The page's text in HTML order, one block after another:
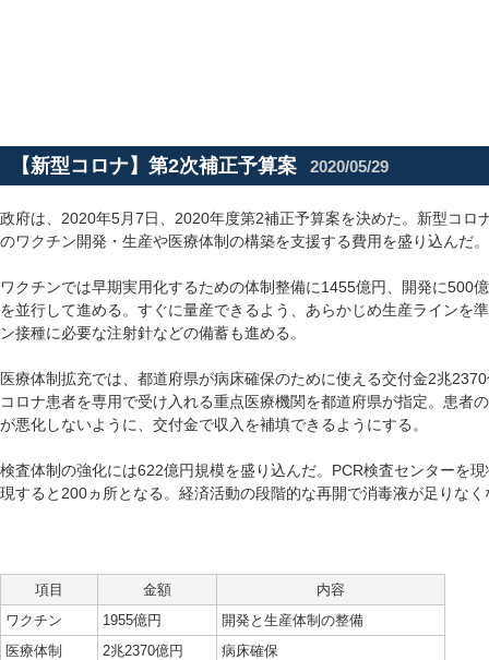
【新型コロナ】第2次補正予算案 2020/05/29
政府は、2020年5月7日、2020年度第2補正予算案を決めた。新型コロ
のワクチン開発・生産や医療体制の構築を支援する費用を盛り込んだ。
ワクチンでは早期実用化するための体制整備に1455億円、開発に500
を並行して進める。すぐに量産できるよう、あらかじめ生産ラインを
ン接種に必要な注射針などの備蓄も進める。
医療体制拡充では、都道府県が病床確保のために使える交付金2兆
コロナ患者を専用で受け入れる重点医療機関を都道府県が指定。患者
が悪化しないように、交付金で収入を補填できるようにする。
検査体制の強化には622億円規模を盛り込んだ。PCR検査センターを
現すると200ヵ所となる。経済活動の段階的な再開で消毒液が足りな
項目 金額
内容
ワクチン
1955億円
開発と生産体制の整備
医療体制
2兆2370億円
病床確保